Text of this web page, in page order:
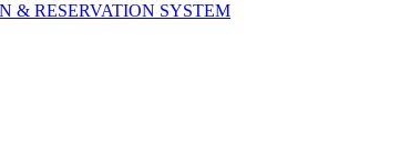
RESERVATION SYSTEM